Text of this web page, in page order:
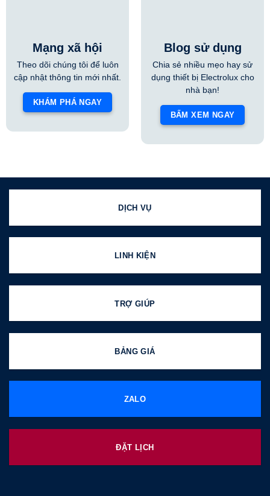
Mạng xã hội
Theo dõi chúng tôi để luôn
cập nhật thông tin mới nhất.
KHÁM PHÁ NGAY
Blog sử dụng
Chia sẻ nhiều mẹo hay sử
dụng thiết bị Electrolux cho
nhà bạn!
BẤM XEM NGAY
DỊCH VỤ
LINH KIỆN
TRỢ GIÚP
BẢNG GIÁ
ZALO
ĐẶT LỊCH